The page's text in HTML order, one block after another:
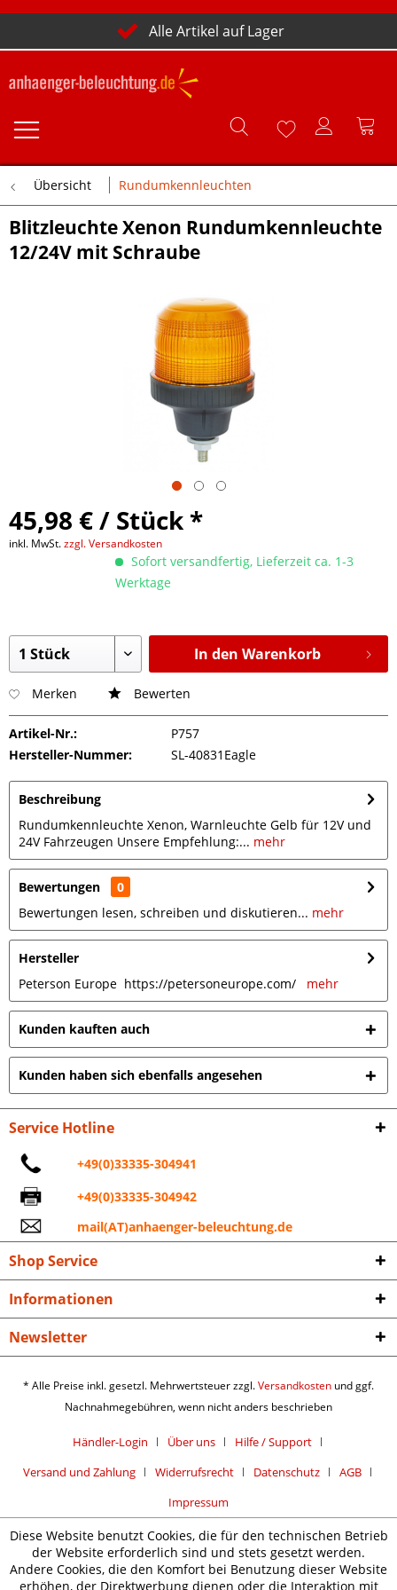
Alle Artikel auf Lager
Übersicht Rundumkennleuchten
Blitzleuchte Xenon Rundumkennleuchte
12/24V mit Schraube
45,98 € / Stück *
inkl. MwSt.zzgl. Versandkosten
Sofort versandfertig, Lieferzeit ca. 1-3
Werktage
In den Warenkorb
Merken Bewerten
Artikel-Nr.:
P757
Hersteller-Nummer:
SL-40831Eagle
Beschreibung
Rundumkennleuchte Xenon, Warnleuchte Gelb für 12V und
24V Fahrzeugen Unsere Empfehlung:... mehr
Bewertungen
0
Bewertungen lesen, schreiben und diskutieren... mehr
Hersteller
Peterson Europe https://petersoneurope.com/ mehr
Kunden kauften auch
Kunden haben sich ebenfalls angesehen
Service Hotline
+49(0)33335-304941
+49(0)33335-304942
mail(AT)anhaenger-beleuchtung.de
Shop Service
Informationen
Newsletter
* Alle Preise inkl. gesetzl. Mehrwertsteuer zzgl.Versandkosten und ggf.
Nachnahmegebühren, wenn nicht anders beschrieben
Händler-Login Über uns
Hilfe / Support
Versand und Zahlung
Widerrufsrecht Datenschutz
AGB
Impressum
Diese Website benutzt Cookies, die für den technischen Betrieb
der Website erforderlich sind und stets gesetzt werden.
Andere Cookies, die den Komfort bei Benutzung dieser Website
erhöhen, der Direktwerbung dienen oder die Interaktion mit